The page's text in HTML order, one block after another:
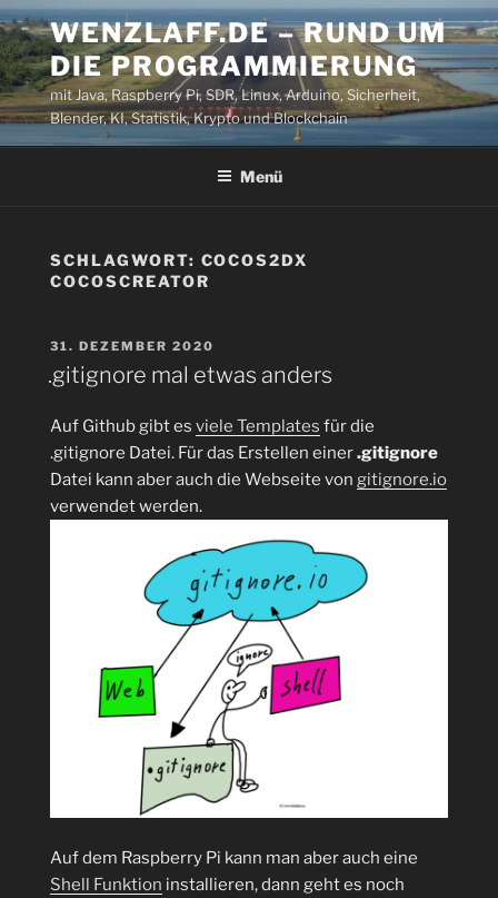
Zum
Inhalt
springen
WENZLAFF.DE – RUND UM
DIE PROGRAMMIERUNG
mit Java, Raspberry Pi, SDR, Linux, Arduino, Sicherheit,
Blender, KI, Statistik, Krypto und Blockchain
Menü
SCHLAGWORT: COCOS2DX
COCOSCREATOR
VERÖFFENTLICHT
AM
31. DEZEMBER 2020
.gitignore mal etwas anders
Auf Github gibt es viele Templates für die
.gitignore Datei. Für das Erstellen einer.gitignore
Datei kann aber auch die Webseite von gitignore.io
verwendet werden.
Auf dem Raspberry Pi kann man aber auch eine
Shell Funktion installieren, dann geht es noch